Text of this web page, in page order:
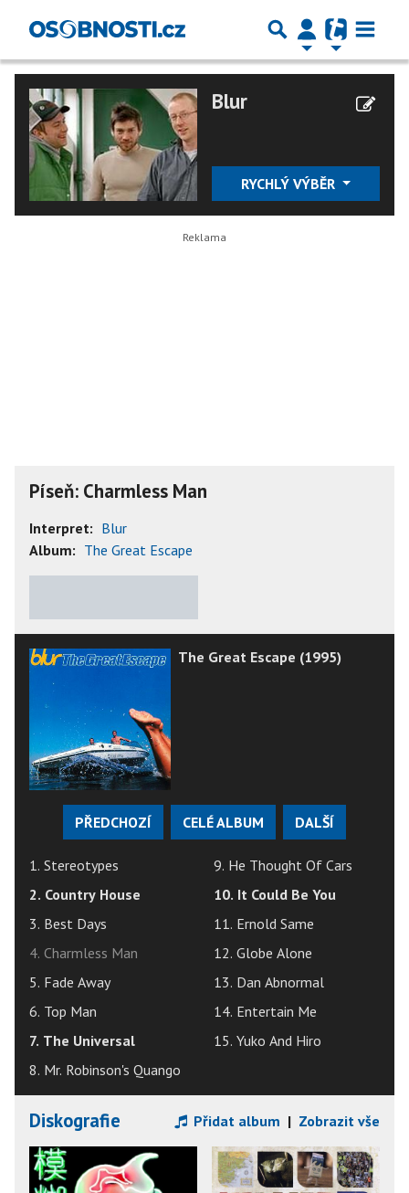
Blur
RYCHLÝ VÝBĚR
Píseň: Charmless Man
Interpret: Blur
Album: The Great Escape
The Great Escape (1995)
PŘEDCHOZÍ CELÉ ALBUM DALŠÍ
1. Stereotypes
2. Country House
3. Best Days
4. Charmless Man
5. Fade Away
6. Top Man
7. The Universal
8. Mr. Robinson's Quango
9. He Thought Of Cars
10. It Could Be You
11. Ernold Same
12. Globe Alone
13. Dan Abnormal
14. Entertain Me
15. Yuko And Hiro
Diskografie Přidat album | Zobrazit vše